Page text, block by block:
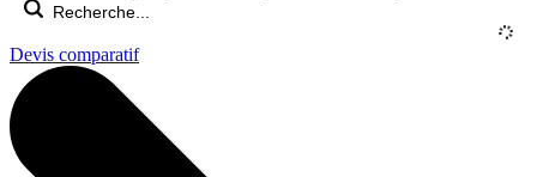
Devis comparatif